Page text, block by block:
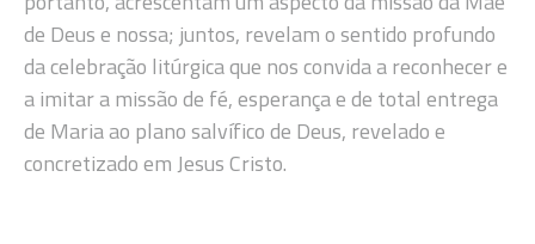
de Deus e nossa; juntos, revelam o sentido profundo
da celebração litúrgica que nos convida a reconhecer e
a imitar a missão de fé, esperança e de total entrega
de Maria ao plano salvífico de Deus, revelado e
concretizado em Jesus Cristo.